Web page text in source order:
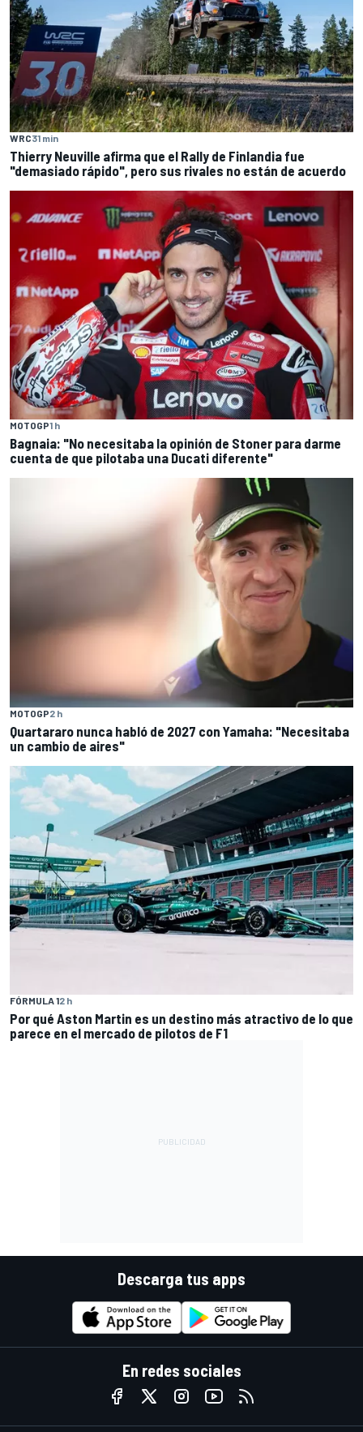
WRC31 min
Thierry Neuville afirma que el Rally de Finlandia fue
"demasiado rápido", pero sus rivales no están de acuerdo
MOTOGP1 h
Bagnaia: "No necesitaba la opinión de Stoner para darme
cuenta de que pilotaba una Ducati diferente"
MOTOGP2 h
Quartararo nunca habló de 2027 con Yamaha: "Necesitaba
un cambio de aires"
FÓRMULA 12 h
Por qué Aston Martin es un destino más atractivo de lo que
parece en el mercado de pilotos de F1
Descarga tus apps
En redes sociales